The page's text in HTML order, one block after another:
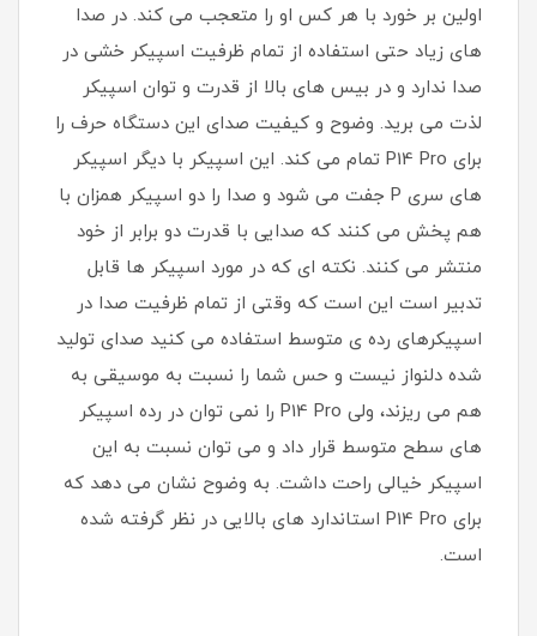
اولین بر خورد با هر کس او را متعجب می کند. در صدا
های زیاد حتی استفاده از تمام ظرفیت اسپیکر خشی در
صدا ندارد و در بیس های بالا از قدرت و توان اسپیکر
لذت می برید. وضوح و کیفیت صدای این دستگاه حرف را
برای P14 Pro تمام می کند. این اسپیکر با دیگر اسپیکر
های سری P جفت می شود و صدا را دو اسپیکر همزان با
هم پخش می کنند که صدایی با قدرت دو برابر از خود
منتشر می کنند. نکته ای که در مورد اسپیکر ها قابل
تدبیر است این است که وقتی از تمام ظرفیت صدا در
اسپیکرهای رده ی متوسط استفاده می کنید صدای تولید
شده دلنواز نیست و حس شما را نسبت به موسیقی به
هم می ریزند، ولی P14 Pro را نمی توان در رده اسپیکر
های سطح متوسط قرار داد و می توان نسبت به این
اسپیکر خیالی راحت داشت. به وضوح نشان می دهد که
برای P14 Pro استاندارد های بالایی در نظر گرفته شده
است.